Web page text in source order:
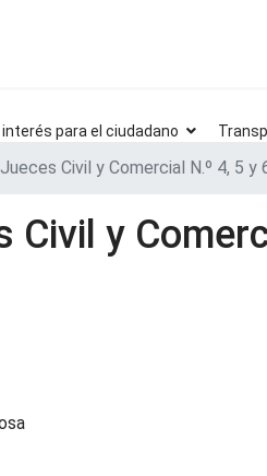
interés para el ciudadano
Civil y Comercial N.º 4, 5 y
y